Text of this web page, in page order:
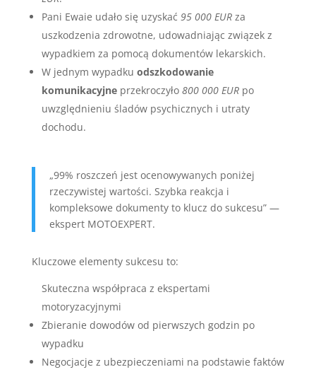
Pani Ewaie udało się uzyskać 95 000 EURza
uszkodzenia zdrowotne, udowadniając związek z
wypadkiem za pomocą dokumentów lekarskich.
W jednym wypadku odszkodowanie
komunikacyjneprzekroczyło 800 000 EURpo
uwzględnieniu śladów psychicznych i utraty
dochodu.
„99% roszczeń jest ocenowywanych poniżej
rzeczywistej wartości. Szybka reakcja i
kompleksowe dokumenty to klucz do sukcesu” —
ekspert MOTOEXPERT.
Kluczowe elementy sukcesu to:
Skuteczna współpraca z ekspertami
motoryzacyjnymi
Zbieranie dowodów od pierwszych godzin po
wypadku
Negocjacje z ubezpieczeniami na podstawie faktów